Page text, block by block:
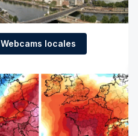
Webcams locales